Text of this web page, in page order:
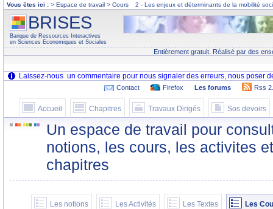
Vous êtes ici : > Espace de travail > Cours 2 - Les enjeux et déterminants de la mobilité
BRISES
Banque de Ressources Interactives
en Sciences Economiques et Sociales
Entièrement gratuit. Réalisé par des
Contact Firefox Les forums Rss
Accueil Chapitres Travaux Dirigés Sos devoirs
Un espace de travail pour
notions, les cours, les activites
chapitres
Les notions Les Activités Les Textes Les